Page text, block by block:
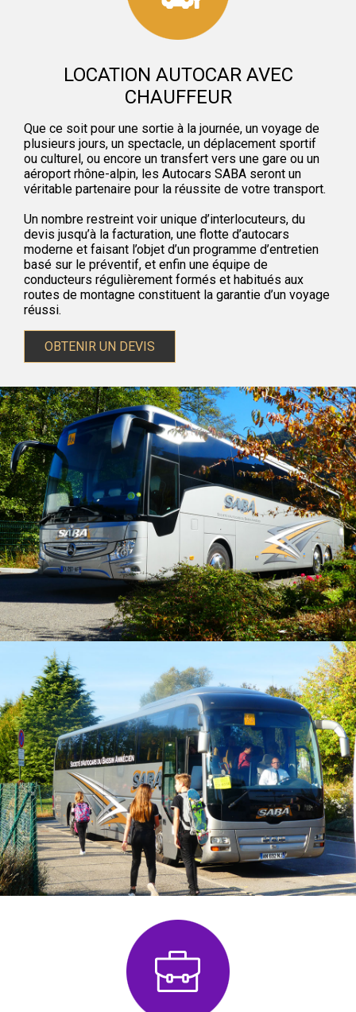
LOCATION AUTOCAR AVEC
CHAUFFEUR
Que ce soit pour une sortie à la journée, un voyage de
plusieurs jours, un spectacle, un déplacement sportif
ou culturel, ou encore un transfert vers une gare ou un
aéroport rhône-alpin, les Autocars SABA seront un
véritable partenaire pour la réussite de votre transport.
Un nombre restreint voir unique d’interlocuteurs, du
devis jusqu’à la facturation, une flotte d’autocars
moderne et faisant l’objet d’un programme d’entretien
basé sur le préventif, et enfin une équipe de
conducteurs régulièrement formés et habitués aux
routes de montagne constituent la garantie d’un voyage
réussi.
OBTENIR UN DEVIS